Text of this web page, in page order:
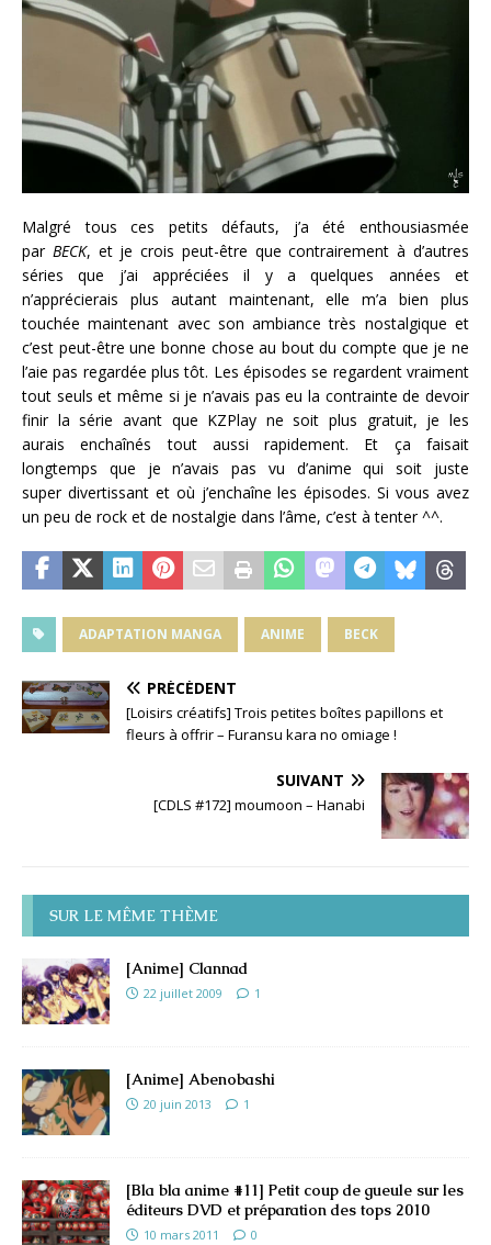
Malgré tous ces petits défauts, j’a été enthousiasmée
par BECK, et je crois peut-être que contrairement à d’autres
séries que j’ai appréciées il y a quelques années et
n’apprécierais plus autant maintenant, elle m’a bien plus
touchée maintenant avec son ambiance très nostalgique et
c’est peut-être une bonne chose au bout du compte que je ne
l’aie pas regardée plus tôt. Les épisodes se regardent vraiment
tout seulset même si je n’avais paseu la contrainte de devoir
finir la série avant que KZPlay ne soit plus gratuit, je les
auraisenchaînés tout aussi rapidement. Et ça faisait
longtemps que je n’avais pas vu d’anime qui soit juste
super divertissant etoù j’enchaîne les épisodes. Si vous avez
un peu de rock et de nostalgie dans l’âme, c’est à tenter ^^.
ADAPTATION MANGA ANIME BECK
PRÉCÉDENT
[Loisirs créatifs] Trois petites boîtes papillons et
fleurs à offrir – Furansu kara no omiage !
SUIVANT
[CDLS #172] moumoon – Hanabi
SUR LE MÊME THÈME
[Anime] Clannad
22 juillet 2009 1
[Anime] Abenobashi
20 juin 2013 1
[Bla bla anime #11] Petit coup de gueule sur les
éditeurs DVD et préparation des tops 2010
10 mars 2011 0